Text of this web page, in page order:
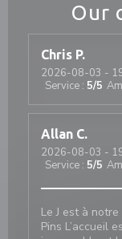
Our
Chris P
2026-08-03 -
Service : 5/5
Allan C
2026-08-03 -
Service : 5/5
Le J est à
Pins L’accueil